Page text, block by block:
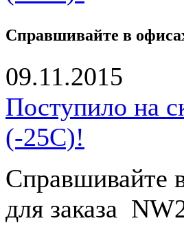
Справшивайте в
09.11.2015
Поступило на
(-25С)!
Справшивайте
для заказа